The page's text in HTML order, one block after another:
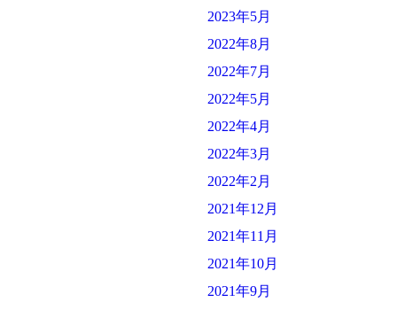
2023年5月
2022年8月
2022年7月
2022年5月
2022年4月
2022年3月
2022年2月
2021年12月
2021年11月
2021年10月
2021年9月